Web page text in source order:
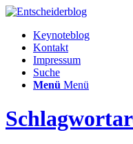
Keynoteblog
Kontakt
Impressum
Suche
Menü Menü